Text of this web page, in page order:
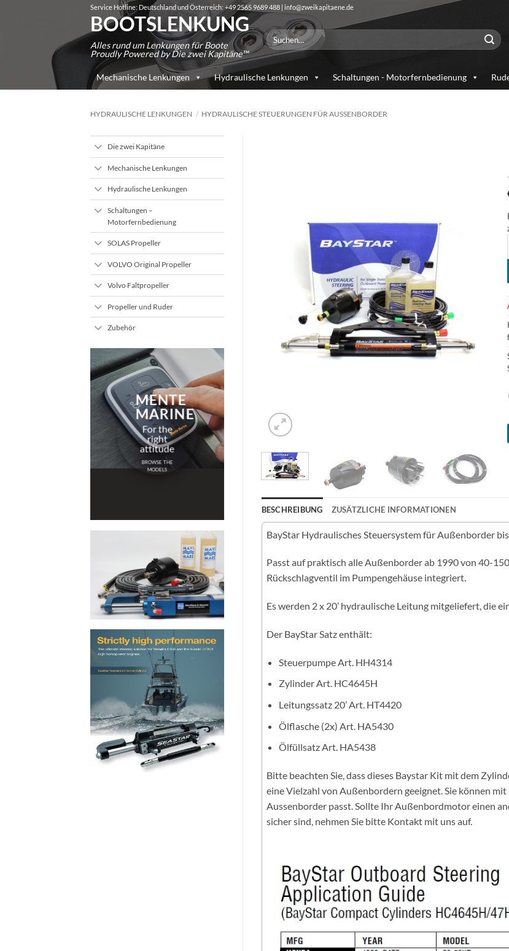
Service Hotline: Deutschland und Österreich: +49 2565 9689 488 | info@zweikapitaene.de
BOOTSLENKUNG
Alles rund um Lenkungen für Boote
Proudly Powered by Die zwei Kapitäne™
Suchen
nach:
Mechanische Lenkungen Hydraulische Lenkungen Schaltungen - Motorfernbedienung
HYDRAULISCHE LENKUNGEN / HYDRAULISCHE STEUERUNGEN FÜR AUSSENBORDER
Die zwei Kapitäne
Mechanische Lenkungen
Hydraulische Lenkungen
Schaltungen –
Motorfernbedienung
SOLAS Propeller
VOLVO Original Propeller
Volvo Faltpropeller
Propeller und Ruder
Zubehör
MENTE
MARINE
For the
right
attitude
BROWSE THE
MODELS
BESCHREIBUNG ZUSÄTZLICHE INFORMATIONEN
BayStar Hydraulisches Steuersystem für Außenborder bis
Passt auf praktisch alle Außenborder ab 1990 von 40-
Rückschlagventil im Pumpengehäuse integriert.
Es werden 2 x 20’ hydraulische Leitung mitgeliefert, die
Der BayStar Satz enthält:
Steuerpumpe Art. HH4314
Zylinder Art. HC4645H
Leitungssatz 20’ Art. HT4420
Ölflasche (2x) Art. HA5430
Ölfüllsatz Art. HA5438
Bitte beachten Sie, dass dieses Baystar Kit mit dem
eine Vielzahl von Außenbordern geeignet. Sie können
Aussenborder passt. Sollte Ihr Außenbordmotor einen
sicher sind, nehmen Sie bitte Kontakt mit uns auf.